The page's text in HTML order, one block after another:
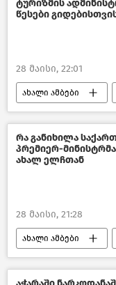
ტურიზმის
წესები
28 მაისი, 22:01
ახალი ამბები
ტურიზმი
ტურიზმის ეროვნული
ტურიზმი
რა განიხილა
პრემიერ-
ახალ ელჩთან
28 მაისი, 21:28
ახალი ამბები
თურქეთი
საქართველოს